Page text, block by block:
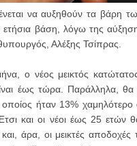
να αυξηθούν τα βάρη των
ετήσια βάση, λόγω της
Αλέξης Τσίπρας.
ο νέος μεικτός
έως τώρα. Παράλληλα, θα
ήταν 13%
και οι νέοι έως 25 ετών
άρα, οι μεικτές